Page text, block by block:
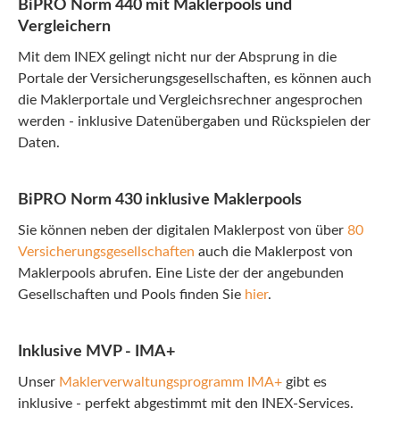
BiPRO Norm 440 mit Maklerpools und
Vergleichern
Mit dem INEX gelingt nicht nur der Absprung in die
Portale der Versicherungsgesellschaften, es können auch
die Maklerportale und Vergleichsrechner angesprochen
werden - inklusive Datenübergaben und Rückspielen der
Daten.
BiPRO Norm 430 inklusive Maklerpools
Sie können neben der digitalen Maklerpost von über 80
Versicherungsgesellschaften auch die Maklerpost von
Maklerpools abrufen. Eine Liste der der angebunden
Gesellschaften und Pools finden Sie hier.
Inklusive MVP - IMA+
Unser Maklerverwaltungsprogramm IMA+ gibt es
inklusive - perfekt abgestimmt mit den INEX-Services.